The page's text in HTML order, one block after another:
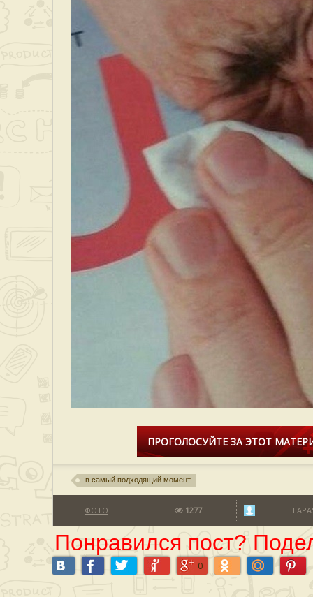
ПРОГОЛОСУЙТЕ ЗА ЭТОТ
в самый подходящий момент
ФОТО 1277
Понравился пост?
0